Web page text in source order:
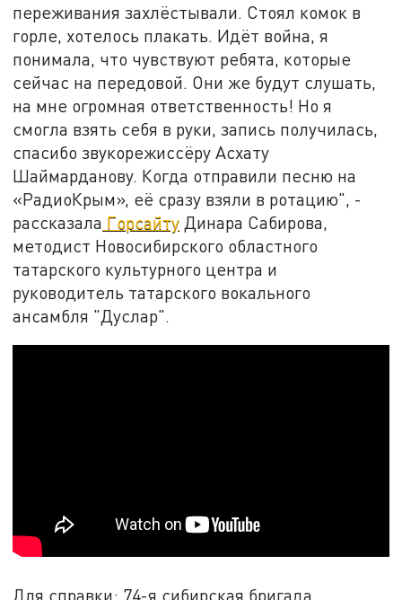
переживания захлёстывали. Стоял комок в
горле, хотелось плакать. Идёт война, я
понимала, что чувствуют ребята, которые
сейчас на передовой. Они же будут слушать,
на мне огромная ответственность! Но я
смогла взять себя в руки, запись получилась,
спасибо звукорежиссёру Асхату
Шаймарданову. Когда отправили песню на
«РадиоКрым», её сразу взяли в ротацию", -
рассказала Горсайту Динара Сабирова,
методист Новосибирского областного
татарского культурного центра и
руководитель татарского вокального
ансамбля "Дуслар".
Для справки: 74-я сибирская бригада